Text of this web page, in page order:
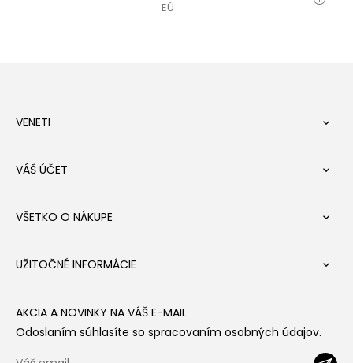
EÚ
VENETI 
VÁŠ ÚČET 
VŠETKO O NÁKUPE 
UŽITOČNÉ INFORMÁCIE 
AKCIA A NOVINKY NA VÁŠ E-MAIL
Odoslaním súhlasíte so spracovaním osobných údajov.